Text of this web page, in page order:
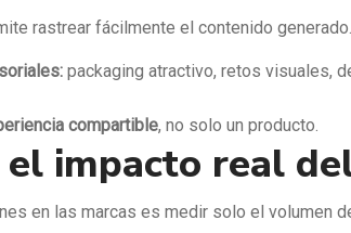
rastrear fácilmente el contenido generado.
packaging atractivo, retos visuales,
compartible, no solo un producto.
impacto real
en las marcas es medir solo el volumen